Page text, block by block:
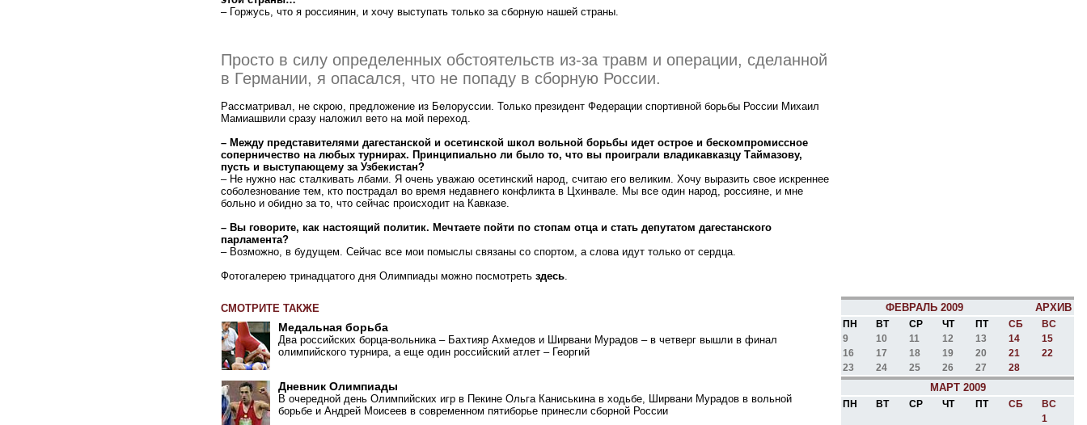
– Горжусь, что я россиянин, и хочу выступать только за сборную нашей страны.
Просто в силу определенных обстоятельств из-за травм и операции, сделанной
в Германии, я опасался, что не попаду в сборную России.
Рассматривал, не скрою, предложение из Белоруссии. Только президент Федерации спортивной борьбы России Михаил
Мамиашвили сразу наложил вето на мой переход.
– Между представителями дагестанской и осетинской школ вольной борьбы идет острое и бескомпромиссное
соперничество на любых турнирах. Принципиально ли было то, что вы проиграли владикавказцу Таймазову,
пусть и выступающему за Узбекистан?
– Не нужно нас сталкивать лбами. Я очень уважаю осетинский народ, считаю его великим. Хочу выразить свое искреннее
соболезнование тем, кто пострадал во время недавнего конфликта в Цхинвале. Мы все один народ, россияне, и мне
больно и обидно за то, что сейчас происходит на Кавказе.
– Вы говорите, как настоящий политик. Мечтаете пойти по стопам отца и стать депутатом дагестанского
парламента?
– Возможно, в будущем. Сейчас все мои помыслы связаны со спортом, а слова идут только от сердца.
Фотогалерею тринадцатого дня Олимпиады можно посмотреть здесь
СМОТРИТЕ ТАКЖЕ
Медальная борьба
Два российских борца-вольника – Бахтияр Ахмедов и Ширвани Мурадов – в четверг вышли в финал
олимпийского турнира, а еще один российский атлет – Георгий
Дневник Олимпиады
В очередной день Олимпийских игр в Пекине Ольга Каниськина в ходьбе, Ширвани Мурадов в вольной
борьбе и Андрей Моисеев в современном пятиборье принесли сборной России
ФЕВРАЛЬ 2009 АРХИВ
ПН ВТ СР ЧТ ПТ СБ
ВС
9
10 11 12 13 14
15
16
17 18 19 20 21
22
23
24 25 26 27 28
МАРТ 2009
ПН ВТ СР ЧТ ПТ СБ
ВС
1